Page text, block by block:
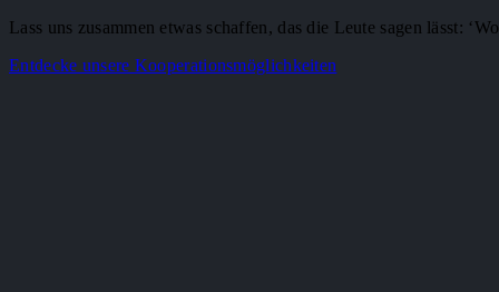
Lass uns zusammen etwas schaffen, das die Leute sagen lässt:
Entdecke unsere Kooperations­möglichkeiten